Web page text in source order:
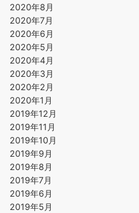
2020年8月
2020年7月
2020年6月
2020年5月
2020年4月
2020年3月
2020年2月
2020年1月
2019年12月
2019年11月
2019年10月
2019年9月
2019年8月
2019年7月
2019年6月
2019年5月